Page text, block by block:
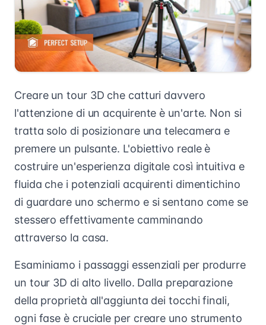
Creare un tour 3D che catturi davvero
l'attenzione di un acquirente è un'arte. Non si
tratta solo di posizionare una telecamera e
premere un pulsante. L'obiettivo reale è
costruire un'esperienza digitale così intuitiva e
fluida che i potenziali acquirenti dimentichino
di guardare uno schermo e si sentano come se
stessero effettivamente camminando
attraverso la casa.
Esaminiamo i passaggi essenziali per produrre
un tour 3D di alto livello. Dalla preparazione
della proprietà all'aggiunta dei tocchi finali,
ogni fase è cruciale per creare uno strumento